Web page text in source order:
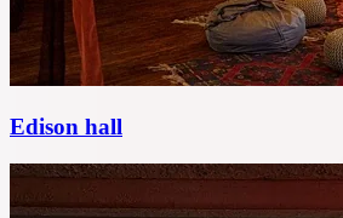
Edison hall